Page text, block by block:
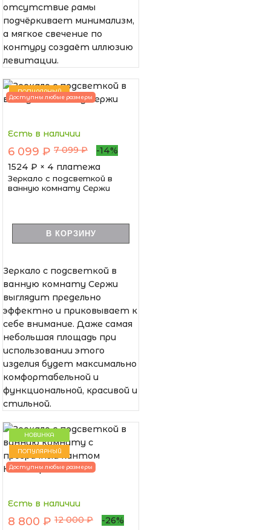
отсутствие рамы
подчёркивает минимализм,
а мягкое свечение по
контуру создаёт иллюзию
левитации.
ПОПУЛЯРНЫЙ
Доступны любые размеры
Есть в наличии
6 099 ₽ 7 099 ₽
-14%
1524 ₽ × 4 платежа
Зеркало с подсветкой в
ванную комнату Сержи
В КОРЗИНУ
Зеркало с подсветкой в
ванную комнату Сержи
выглядит предельно
эффектно и приковывает к
себе внимание. Даже самая
небольшая площадь при
использовании этого
изделия будет максимально
комфортабельной и
функциональной, красивой и
стильной.
НОВИНКА
ПОПУЛЯРНЫЙ
Доступны любые размеры
Есть в наличии
8 800 ₽ 12 000 ₽
-26%